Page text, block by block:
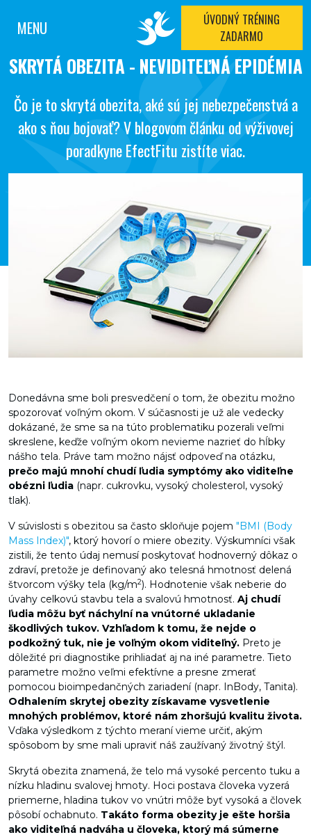
MENU
ÚVODNÝ TRÉNING
ZADARMO
SKRYTÁ OBEZITA - NEVIDITEĽNÁ EPIDÉMIA
Čo je to skrytá obezita, aké sú jej nebezpečenstvá a
ako s ňou bojovať? V blogovom článku od výživovej
poradkyne EfectFitu zistíte viac.
Donedávna sme boli presvedčení o tom, že obezitu možno
spozorovať voľným okom. V súčasnosti je už ale vedecky
dokázané, že sme sa na túto problematiku pozerali veľmi
skreslene, keďže voľným okom nevieme nazrieť do hĺbky
nášho tela. Práve tam možno nájsť odpoveď na otázku,
prečo majú mnohí chudí ľudia symptómy ako viditeľne
obézni ľudia (napr. cukrovku, vysoký cholesterol, vysoký
tlak).
V súvislosti s obezitou sa často skloňuje pojem "BMI (Body
Mass Index)", ktorý hovorí o miere obezity. Výskumníci však
zistili, že tento údaj nemusí poskytovať hodnoverný dôkaz o
zdraví, pretože je definovaný ako telesná hmotnosť delená
štvorcom výšky tela (kg/m2). Hodnotenie však neberie do
úvahy celkovú stavbu tela a svalovú hmotnosť. Aj chudí
ľudia môžu byť náchylní na vnútorné ukladanie
škodlivých tukov. Vzhľadom k tomu, že nejde o
podkožný tuk, nie je voľným okom viditeľný. Preto je
dôležité pri diagnostike prihliadať aj na iné parametre. Tieto
parametre možno veľmi efektívne a presne zmerať
pomocou bioimpedančných zariadení (napr. InBody, Tanita).
Odhalením skrytej obezity získavame vysvetlenie
mnohých problémov, ktoré nám zhoršujú kvalitu života.
Vďaka výsledkom z týchto meraní vieme určiť, akým
spôsobom by sme mali upraviť náš zaužívaný životný štýl.
Skrytá obezita znamená, že telo má vysoké percento tuku a
nízku hladinu svalovej hmoty. Hoci postava človeka vyzerá
priemerne, hladina tukov vo vnútri môže byť vysoká a človek
pôsobí ochabnuto. Takáto forma obezity je ešte horšia
ako viditeľná nadváha u človeka, ktorý má súmerne